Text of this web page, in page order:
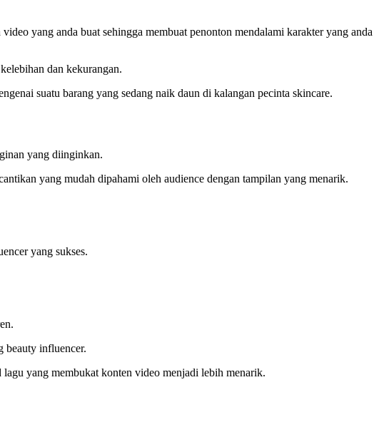
yang anda buat sehingga membuat penonton mendalami karakter yang anda
dan kekurangan.
suatu barang yang sedang naik daun di kalangan pecinta skincare.
yang diinginkan.
yang mudah dipahami oleh audience dengan tampilan yang menarik.
yang sukses.
beauty influencer.
yang membukat konten video menjadi lebih menarik.